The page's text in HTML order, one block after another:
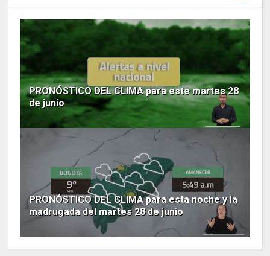
PRONÓSTICO DEL CLIMA para este martes 28
de junio
PRONÓSTICO DEL CLIMA para esta noche y la
madrugada del martes 28 de junio